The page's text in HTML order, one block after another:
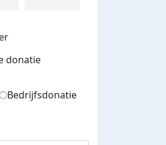
donatie
Bedrijfsdonatie